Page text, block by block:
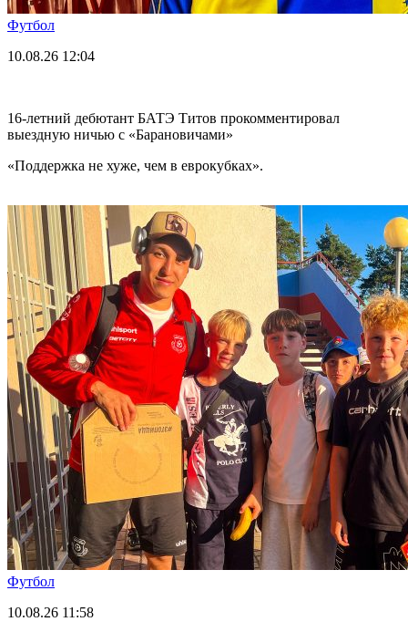
Футбол
10.08.26 12:04
16-летний дебютант БАТЭ Титов прокомментировал
выездную ничью с «Барановичами»
«Поддержка не хуже, чем в еврокубках».
Футбол
10.08.26 11:58